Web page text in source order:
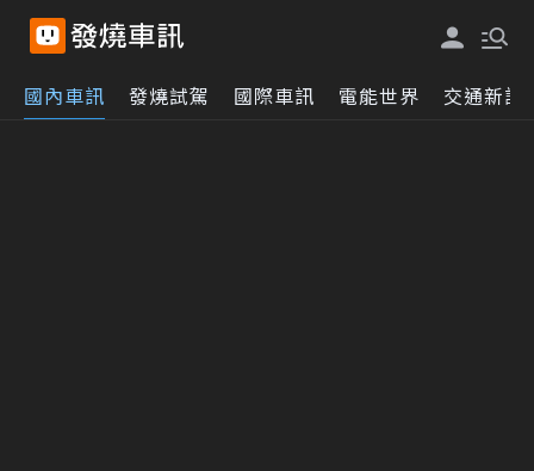
國內車訊 發燒試駕 國際車訊 電能世界 交通新訊